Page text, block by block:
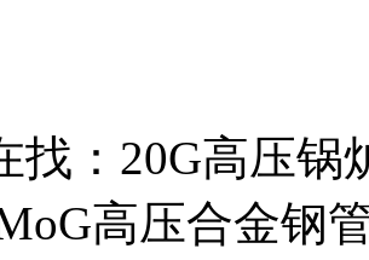
找：20G高压锅
高压合金钢